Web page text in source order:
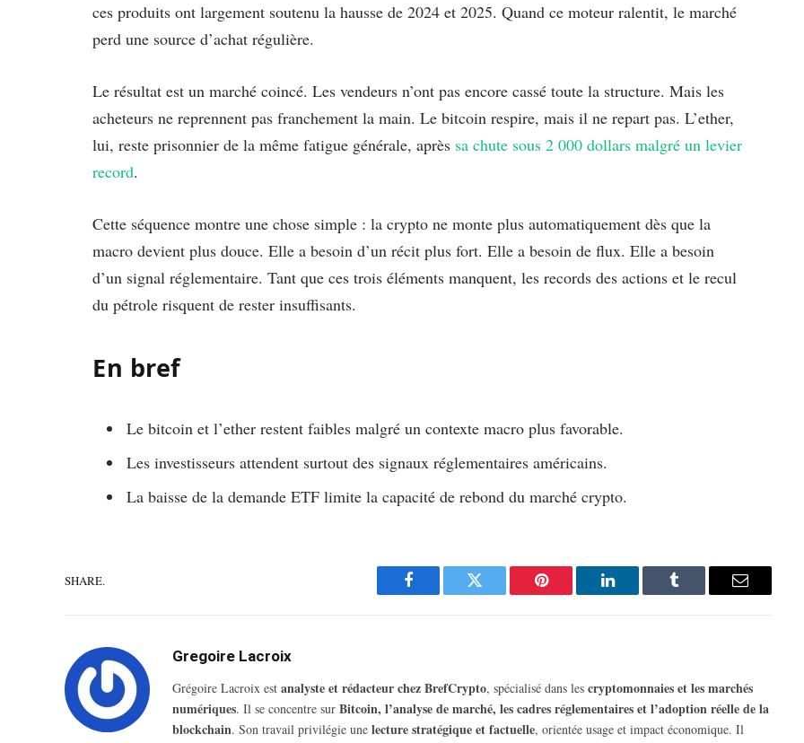
ces produits ont largement soutenu la hausse de 2024 et 2025. Quand ce moteur ralentit, le marché
perd une source d’achat régulière.
Le résultat est un marché coincé. Les vendeurs n’ont pas encore cassé toute la structure. Mais les
acheteurs ne reprennent pas franchement la main. Le bitcoin respire, mais il ne repart pas. L’ether,
lui, reste prisonnier de la même fatigue générale, après sa chute sous 2 000 dollars malgré un levier
record.
Cette séquence montre une chose simple : la crypto ne monte plus automatiquement dès que la
macro devient plus douce. Elle a besoin d’un récit plus fort. Elle a besoin de flux. Elle a besoin
d’un signal réglementaire. Tant que ces trois éléments manquent, les records des actions et le recul
du pétrole risquent de rester insuffisants.
En bref
Le bitcoin et l’ether restent faibles malgré un contexte macro plus favorable.
Les investisseurs attendent surtout des signaux réglementaires américains.
La baisse de la demande ETF limite la capacité de rebond du marché crypto.
SHARE.
Facebook Twitter Pinterest LinkedIn Tumblr Email
Gregoire Lacroix
Grégoire Lacroix est analyste et rédacteur chez BrefCrypto, spécialisé dans les cryptomonnaies et les marchés
numériques. Il se concentre sur Bitcoin, l’analyse de marché, les cadres réglementaires et l’adoption réelle de la
blockchain. Son travail privilégie une lecture stratégique et factuelle, orientée usage et impact économique. Il